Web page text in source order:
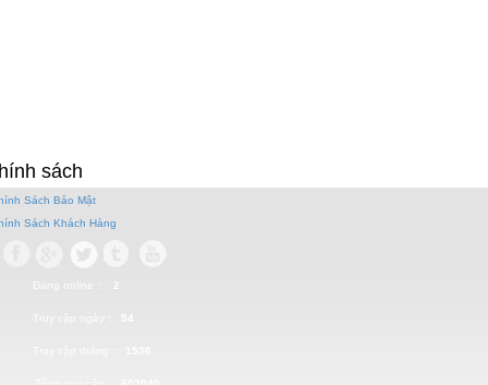
sách
Sách Bảo Mật
Sách Khách Hàng
Đang online : 2
: 54